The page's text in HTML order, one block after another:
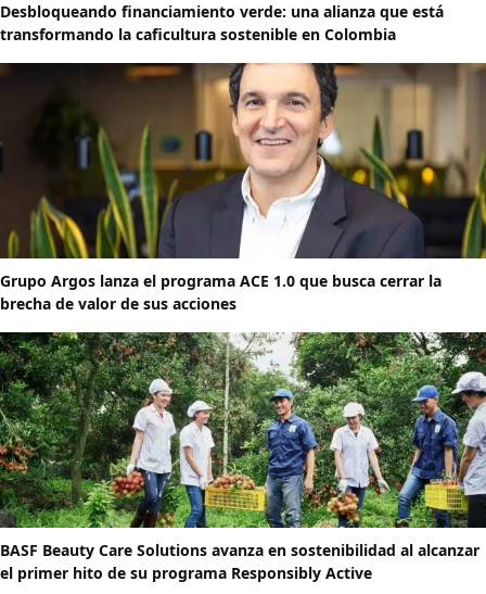
Desbloqueando financiamiento verde: una alianza que está
transformando la caficultura sostenible en Colombia
Grupo Argos lanza el programa ACE 1.0 que busca cerrar la
brecha de valor de sus acciones
BASF Beauty Care Solutions avanza en sostenibilidad al alcanzar
el primer hito de su programa Responsibly Active